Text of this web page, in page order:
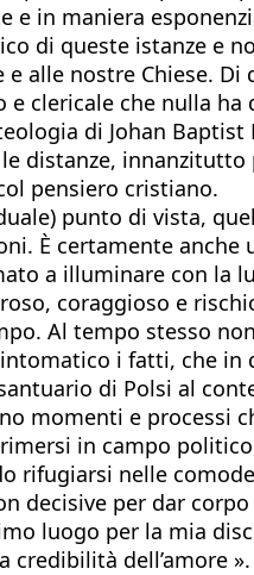
e in maniera
di queste istanze e
alle nostre Chiese.
e clericale che nulla
di Johan
distanze,
pensiero cristiano.
punto di vista,
È certamente
a illuminare con la
coraggioso e
Al tempo stesso
i fatti, che
di Polsi al
momenti e processi
in campo
rifugiarsi nelle
decisive per dar
luogo per la mia
credibilità